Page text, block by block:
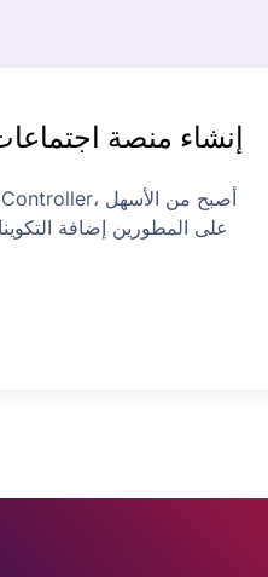
إنشاء منصة
على المطورين إضافة